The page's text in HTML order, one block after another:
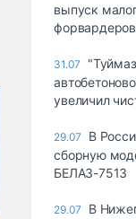
выпуск
31.07
увеличил
29.07
В
сборную
БЕЛАЗ-7513
29.07
В